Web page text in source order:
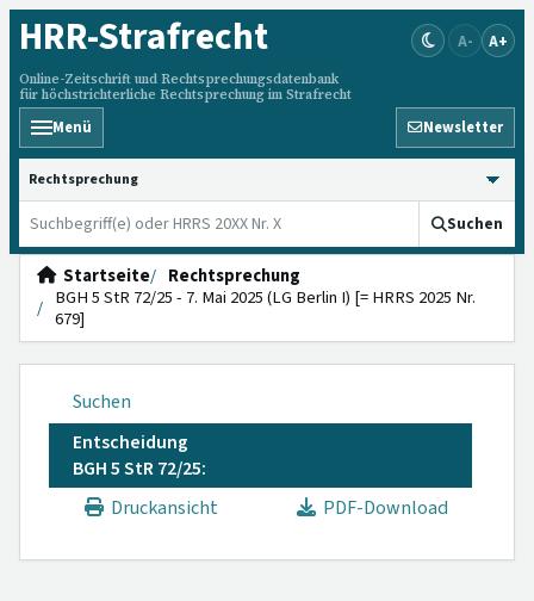
HRR-Strafrecht
Online-Zeitschrift und Rechtsprechungsdatenbank
für höchstrichterliche Rechtsprechung im Strafrecht
A- A+
Menü Newsletter
HRRS durchsuchen
Suchen
Startseite
Rechtsprechung
BGH 5 StR 72/25 - 7. Mai 2025 (LG Berlin I) [= HRRS 2025 Nr.
679]
Suchen
Entscheidung
BGH 5 StR 72/25:
Druckansicht
PDF-Download